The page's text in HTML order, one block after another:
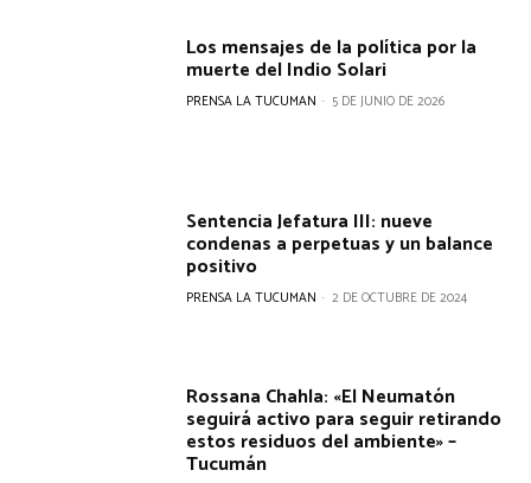
Los mensajes de la política por la
muerte del Indio Solari
PRENSA LA TUCUMAN - 5 DE JUNIO DE 2026
Sentencia Jefatura III: nueve
condenas a perpetuas y un balance
positivo
PRENSA LA TUCUMAN - 2 DE OCTUBRE DE 2024
Rossana Chahla: «El Neumatón
seguirá activo para seguir retirando
estos residuos del ambiente» –
Tucumán